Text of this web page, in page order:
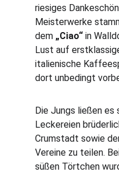
riesiges
Meisterwerke
dem „Ciao“ in
Lust auf
italienische
dort unbedingt
Die Jungs ließen es
Leckereien
Crumstadt sowie
Vereine zu teilen.
süßen Törtchen